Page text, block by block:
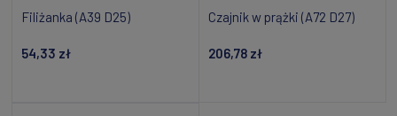
Filiżanka (A39 D25)
54,33 zł
Czajnik w prążki (A72 D27)
206,78 zł